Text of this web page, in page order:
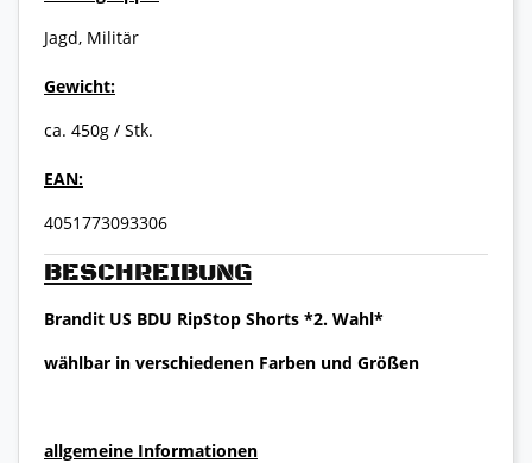
BESCHREIBUNG
Brandit US BDU RipStop Shorts *2. Wahl*
wählbar in verschiedenen Farben und Größen
allgemeine Informationen
Jagd, Militär
Gewicht:
ca. 450g / Stk.
EAN:
4051773093306